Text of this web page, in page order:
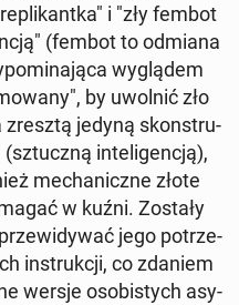
i "zły fembot
(fembot to odmiana
wy­glą­dem
by uwolnić zło
zresztą jedyną skon­stru­
in­te­li­gen­cją),
me­cha­nicz­ne złote
w kuźni. Zostały
jego po­trze­
in­struk­cji, co zdaniem
wersje oso­bi­stych asy­